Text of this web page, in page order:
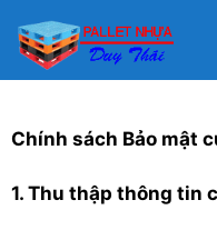
qua
Chính sách Bảo mật
1. Thu thập thông tin